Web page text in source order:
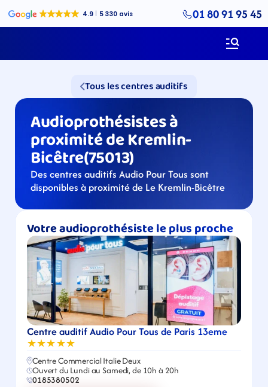
01 80 91 95 45
Tous les centres auditifs
Audioprothésistes à
proximité de Kremlin-
Bicêtre(75013)
Des centres auditifs Audio Pour Tous sont
disponibles à proximité de Le Kremlin-Bicêtre
Votre audioprothésiste le plus proche
Centre auditif Audio Pour Tous de Paris 13eme
★★★★★
Centre Commercial Italie Deux
Ouvert du Lundi au Samedi, de 10h à 20h
0185380502